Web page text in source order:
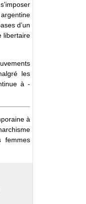
d’un
libertaire
les
à
à
femmes